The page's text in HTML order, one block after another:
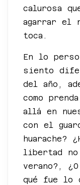
calurosa
agarrar el
toca.
En lo
siento
del año,
como
allá en
con el
huarache?
libertad no
verano?,
qué fue lo